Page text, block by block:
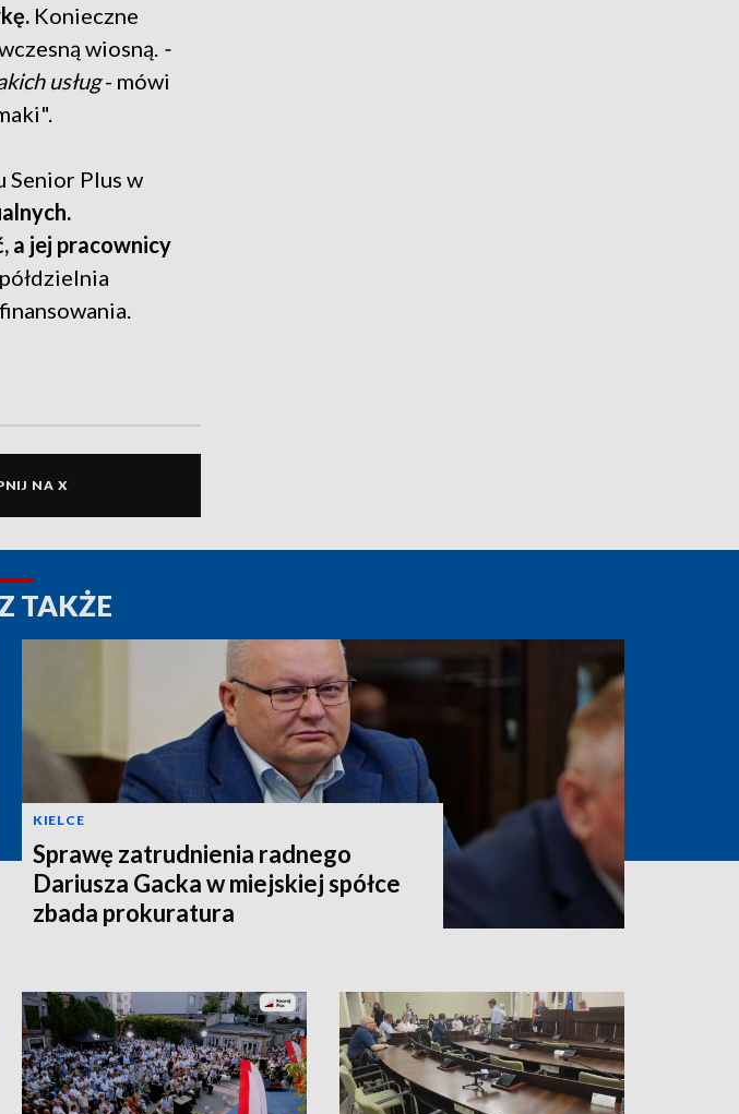
Konieczne
wiosną. -
usług- mówi
Senior Plus w
a jej pracownicy
NA X
TAKŻE
KIELCE
Sprawę zatrudnienia radnego
Dariusza Gacka w miejskiej spółce
zbada prokuratura